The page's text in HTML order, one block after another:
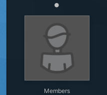
Members